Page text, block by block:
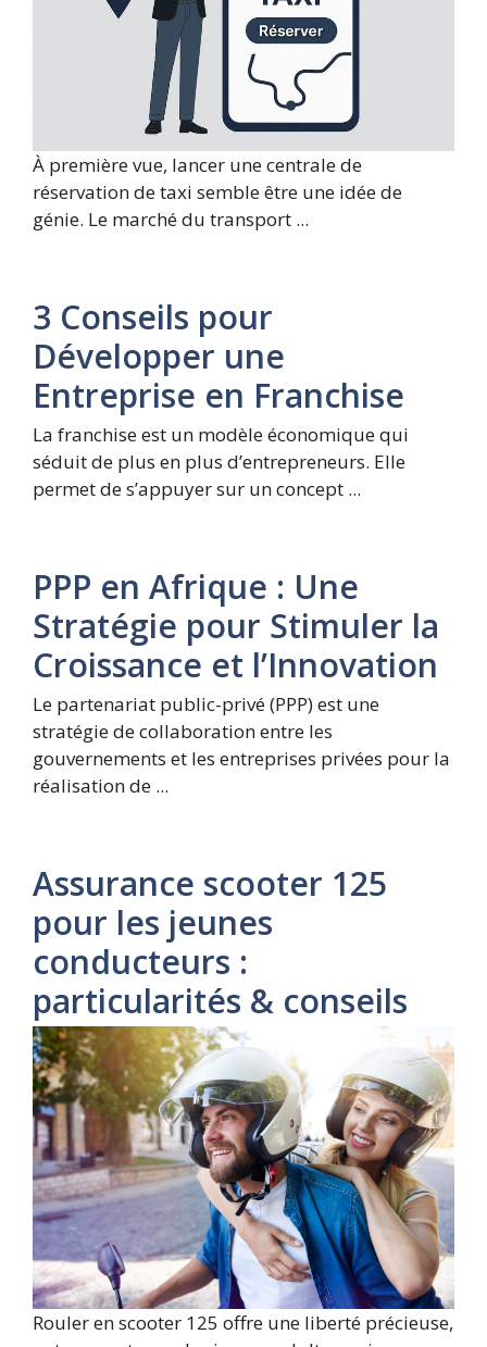
À première vue, lancer une centrale de
réservation de taxi semble être une idée de
génie. Le marché du transport ...
3 Conseils pour
Développer une
Entreprise en Franchise
La franchise est un modèle économique qui
séduit de plus en plus d’entrepreneurs. Elle
permet de s’appuyer sur un concept ...
PPP en Afrique : Une
Stratégie pour Stimuler la
Croissance et l’Innovation
Le partenariat public-privé (PPP) est une
stratégie de collaboration entre les
gouvernements et les entreprises privées pour la
réalisation de ...
Assurance scooter 125
pour les jeunes
conducteurs :
particularités & conseils
Rouler en scooter 125 offre une liberté précieuse,